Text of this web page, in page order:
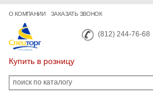
О КОМПАНИИ ЗАКАЗАТЬ ЗВОНОК
(812) 244-76-68
Купить в розницу